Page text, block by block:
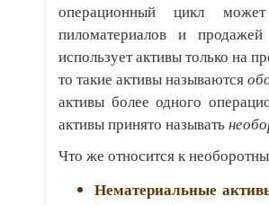
операционный цикл
пиломатериалов и
использует активы только на
то такие активы называются
активы более одного
активы принято называть
Что же относится к
Нематериальные